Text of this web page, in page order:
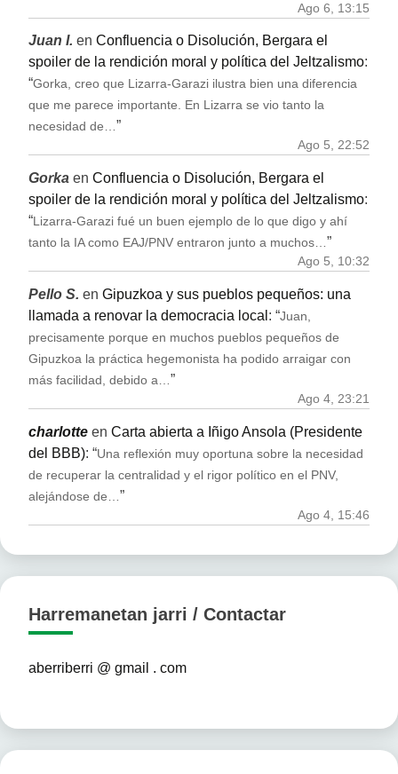
Ago 6, 13:15
Juan I. en Confluencia o Disolución, Bergara el
spoiler de la rendición moral y política del Jeltzalismo:
“Gorka, creo que Lizarra-Garazi ilustra bien una diferencia
que me parece importante. En Lizarra se vio tanto la
necesidad de…”
Ago 5, 22:52
Gorka en Confluencia o Disolución, Bergara el
spoiler de la rendición moral y política del Jeltzalismo:
“Lizarra-Garazi fué un buen ejemplo de lo que digo y ahí
tanto la IA como EAJ/PNV entraron junto a muchos…”
Ago 5, 10:32
Pello S. en Gipuzkoa y sus pueblos pequeños: una
llamada a renovar la democracia local : “Juan,
precisamente porque en muchos pueblos pequeños de
Gipuzkoa la práctica hegemonista ha podido arraigar con
más facilidad, debido a… ”
Ago 4, 23:21
charlotte en Carta abierta a Iñigo Ansola (Presidente
del BBB): “Una reflexión muy oportuna sobre la necesidad
de recuperar la centralidad y el rigor político en el PNV,
alejándose de… ”
Ago 4, 15:46
Harremanetan jarri / Contactar
aberriberri @ gmail . com